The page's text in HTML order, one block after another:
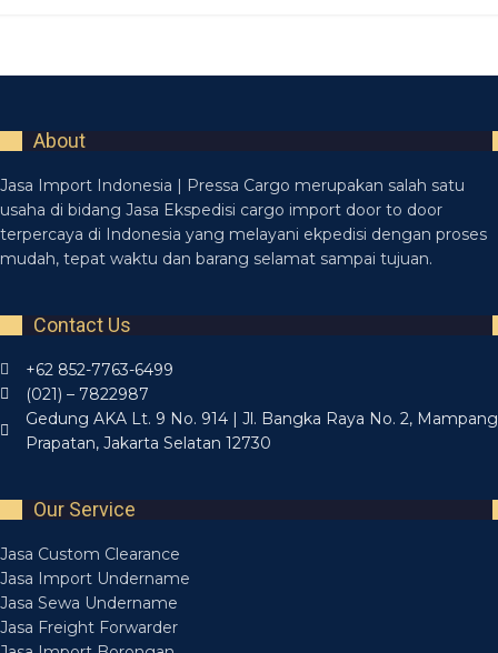
About
Jasa Import Indonesia | Pressa Cargo merupakan salah satu
usaha di bidang Jasa Ekspedisi cargo import door to door
terpercaya di Indonesia yang melayani ekpedisi dengan proses
mudah, tepat waktu dan barang selamat sampai tujuan.
Contact Us
+62 852-7763-6499
(021) – 7822987
Gedung AKA Lt. 9 No. 914 | Jl. Bangka Raya No. 2, Mampang
Prapatan, Jakarta Selatan 12730
Our Service
Jasa Custom Clearance
Jasa Import Undername
Jasa Sewa Undername
Jasa Freight Forwarder